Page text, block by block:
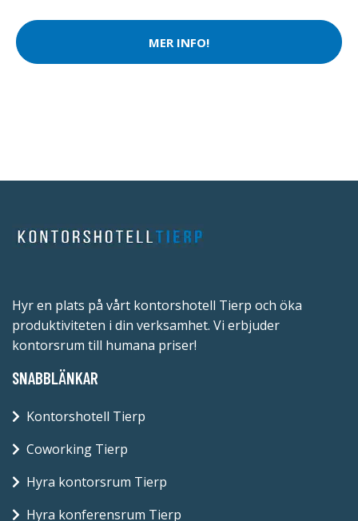
MER INFO!
Hyr en plats på vårt kontorshotell Tierp och öka
produktiviteten i din verksamhet. Vi erbjuder
kontorsrum till humana priser!
SNABBLÄNKAR
Kontorshotell Tierp
Coworking Tierp
Hyra kontorsrum Tierp
Hyra konferensrum Tierp